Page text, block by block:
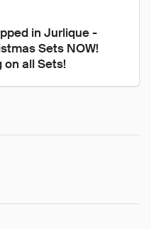
in Jurlique -
Sets NOW!
on all Sets!